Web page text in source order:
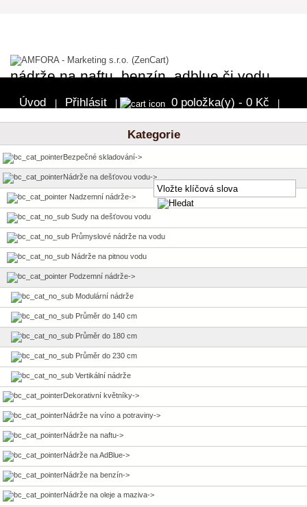
nádrže na naftu, benzín, adblue či vodu
Úvod Přihlásit 0 položka(y) - 0 Kč
Kategorie
Bezpečné skladování->
Nádrže na dešťovou vodu->
Nadzemní nádrže->
Sudy na dešťovou vodu
Průmyslové nádrže na vodu
Nádrže na pitnou vodu
Podzemní nádrže->
Modulární nádrže
Průměr do 140 cm
Průměr do 180 cm
Průměr do 230 cm
Vertikální nádrže
Dekorativní květníky->
Nádrže na víno a potraviny->
Nádrže na naftu->
Nádrže na AdBlue->
Nádrže na benzín->
Nádrže na oleje a maziva->